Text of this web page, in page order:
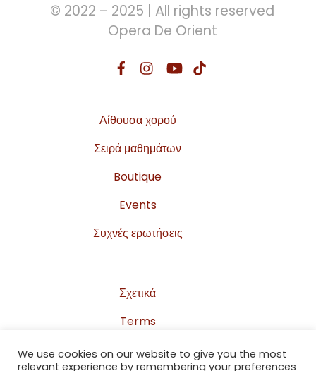
© 2022 – 2025 | All rights reserved
Opera De Orient
Αίθουσα χορού
Σειρά μαθημάτων
Boutique
Events
Συχνές ερωτήσεις
Σχετικά
Terms
Privacy Policy
We use cookies on our website to give you the most
relevant experience by remembering your preferences